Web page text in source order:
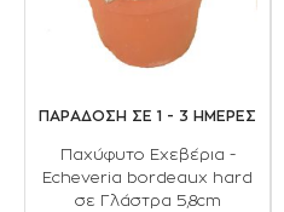
ΠΑΡΑΔΟΣΗ ΣΕ 1 - 3 ΗΜΕΡΕΣ
Παχύφυτο Eχεβέρια -
Echeveria bordeaux hard
σε Γλάστρα 5,8cm